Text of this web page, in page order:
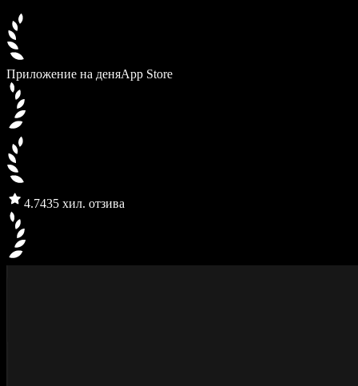
Приложение на деняApp Store
4.7435 хил. отзива